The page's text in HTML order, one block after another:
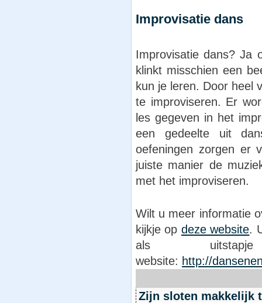
Improvisatie dans
Improvisatie dans? Ja
klinkt misschien een
kun je leren. Door heel
te improviseren. Er
les gegeven in het
een gedeelte uit
oefeningen zorgen er
juiste manier de
met het improviseren.
Wilt u meer informatie
kijkje op deze website.
als
website: http://
Zijn sloten makkelijk